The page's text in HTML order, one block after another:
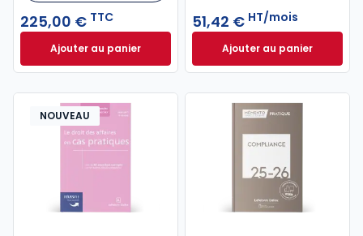
225,00 € TTC
Ajouter au panierMémento cessions de parts et actions 2026-2027 à
51,42 € HT/mois
Ajouter au panier
Formulaire
NOUVEAU